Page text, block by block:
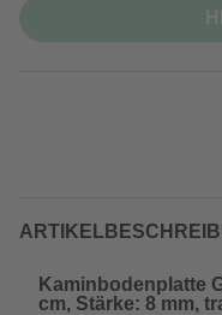
Kaminbodenplatte
cm, Stärke: 8 mm,